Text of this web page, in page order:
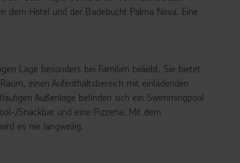
dem Hotel und der Badebucht Palma Nova. Eine
Lage besonders bei Familien beliebt. Sie bietet
einen Aufenthaltsbereich mit einladenden
Außenlage befinden sich ein Swimmingpool
Snackbar und eine Pizzeria. Mit dem
es nie langweilig.